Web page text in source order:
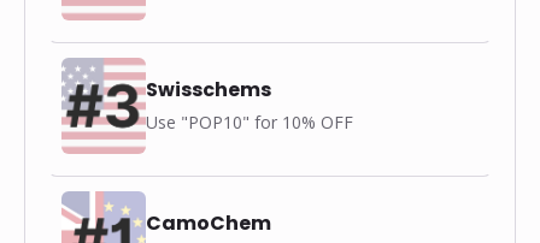
Swisschems
Use "POP10" for 10% OFF
CamoChem